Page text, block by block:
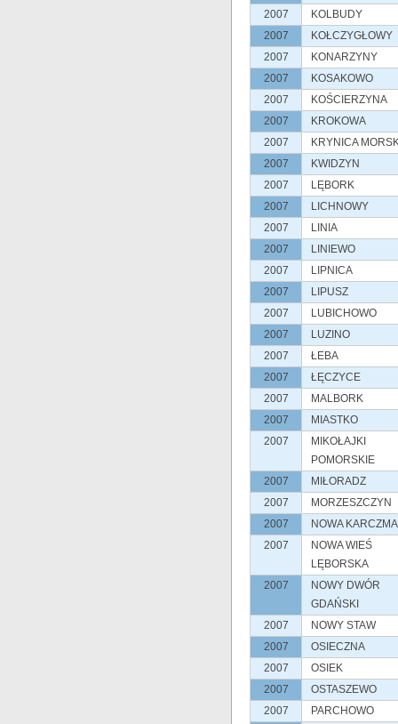
2007
KOLBUDY
2007
KOŁCZYGŁOWY
2007
KONARZYNY
2007
KOSAKOWO
2007
KOŚCIERZYNA
2007
KROKOWA
2007
KRYNICA
2007
KWIDZYN
2007
LĘBORK
2007
LICHNOWY
2007
LINIA
2007
LINIEWO
2007
LIPNICA
2007
LIPUSZ
2007
LUBICHOWO
2007
LUZINO
2007
ŁEBA
2007
ŁĘCZYCE
2007
MALBORK
2007
MIASTKO
2007
MIKOŁAJKI
POMORSKIE
2007
MIŁORADZ
2007
MORZESZCZYN
2007
NOWA KARCZMA
2007
NOWA WIEŚ
LĘBORSKA
2007
NOWY DWÓR
GDAŃSKI
2007
NOWY STAW
2007
OSIECZNA
2007
OSIEK
2007
OSTASZEWO
2007
PARCHOWO